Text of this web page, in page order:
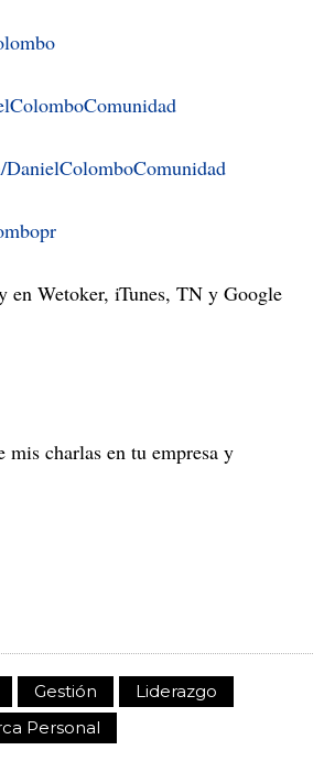
en Wetoker, iTunes, TN y Google
mis charlas en tu empresa y
Gestión
Liderazgo
Personal